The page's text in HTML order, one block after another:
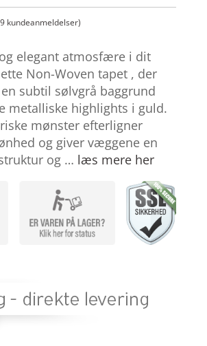
kundeanmeldelser)
elegant atmosfære i dit
Non-Woven tapet , der
subtil sølvgrå baggrund
metalliske highlights i guld.
mønster efterligner
og giver væggene en
og … læs mere her